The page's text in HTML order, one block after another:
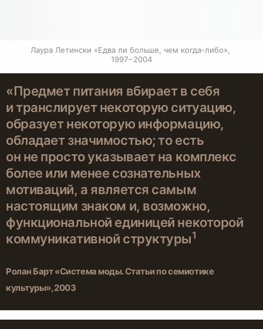
Лаура Летински «Едва ли больше, чем когда-либо»,
1997−2004
«Предмет питания вбирает в себя
и транслирует некоторую ситуацию,
образует некоторую информацию,
обладает значимостью; то есть
он не просто указывает на комплекс
более или менее сознательных
мотиваций, а является самым
настоящим знаком и, возможно,
функциональной единицей некоторой
коммуникативной структуры1
Ролан Барт «Система моды. Статьи по семиотике
культуры», 2003